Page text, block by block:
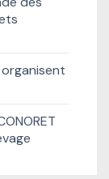
organisent